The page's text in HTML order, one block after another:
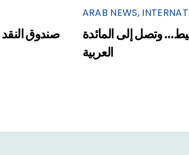
صندوق النقد
ARAB NEWS,
وتصل إلى المائدة
العربية